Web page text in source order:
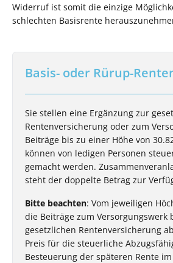
Widerruf ist somit die einzige
schlechten Basisrente
Basis- oder Rürup-
Sie stellen eine Ergänzung zur
Rentenversicherung oder zum
Beiträge bis zu einer Höhe von
können von ledigen Personen
gemacht werden.
steht der doppelte Betrag zur
Bitte beachten: Vom jeweiligen
die Beiträge zum Versorgungswerk
gesetzlichen Rentenversicherung
Preis für die steuerliche
Besteuerung der späteren Rente